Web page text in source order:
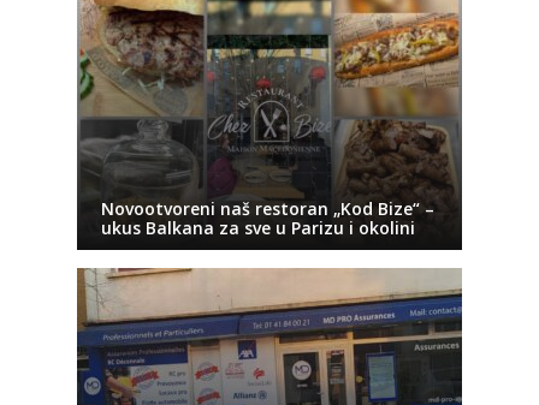
Novootvoreni naš restoran „Kod Bize“ –
ukus Balkana za sve u Parizu i okolini